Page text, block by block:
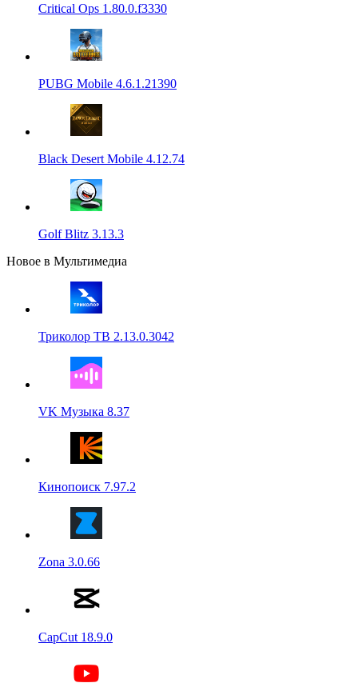
Critical Ops 1.80.0.f3330
PUBG Mobile 4.6.1.21390
Black Desert Mobile 4.12.74
Golf Blitz 3.13.3
Новое в Мультимедиа
Триколор ТВ 2.13.0.3042
VK Музыка 8.37
Кинопоиск 7.97.2
Zona 3.0.66
CapCut 18.9.0